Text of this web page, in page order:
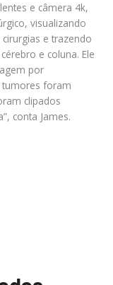
e câmera 4k,
visualizando
e trazendo
e coluna. Ele
por
tumores foram
clipados
conta James.